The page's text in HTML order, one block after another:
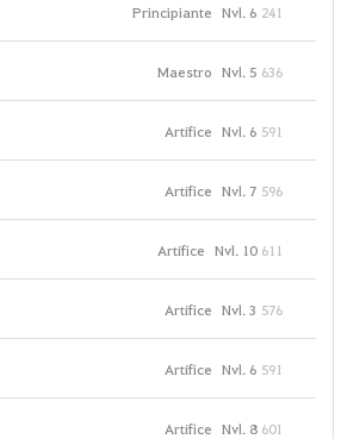
Principiante Nvl. 6 241
Maestro Nvl. 5 636
Artífice Nvl. 6 591
Artífice Nvl. 7 596
Artífice Nvl. 10 611
Artífice Nvl. 3 576
Artífice Nvl. 6 591
Artífice Nvl. 8 601